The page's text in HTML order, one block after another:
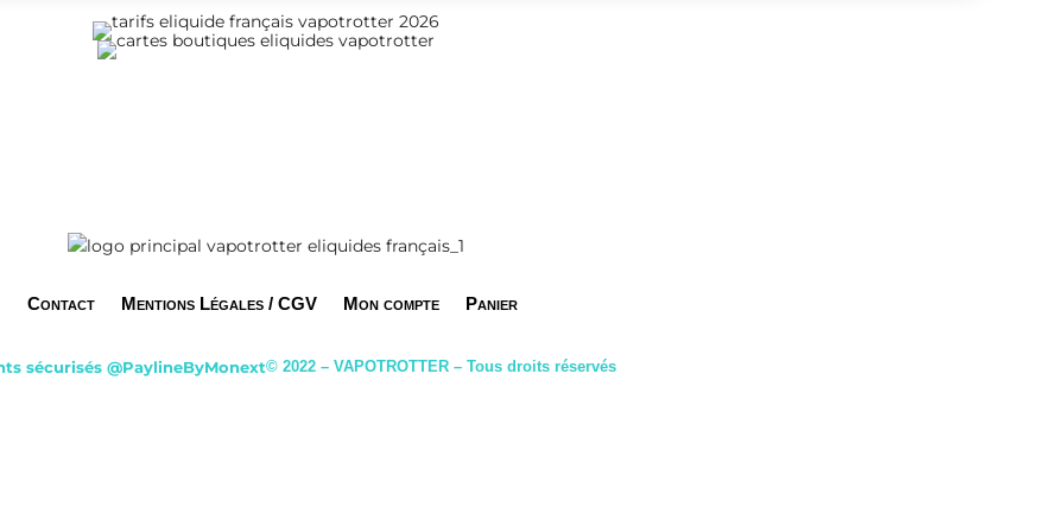
Contact Mentions Légales / CGV Mon compte Panier
sécurisés @PaylineByMonext© 2022 – VAPOTROTTER – Tous droits réservés